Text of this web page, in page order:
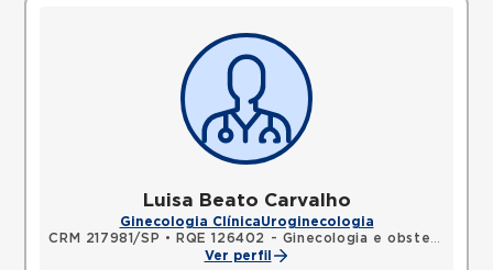
Luisa Beato Carvalho
Ginecologia ClínicaUroginecologia
CRM 217981/SP •
RQE 126402 - Ginecologia e obstetrícia
Ver perfil